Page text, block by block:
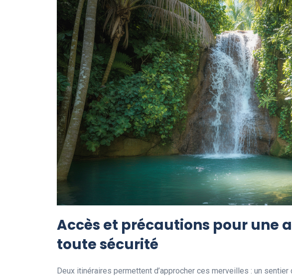
Accès et précautions pour une
toute sécurité
Deux itinéraires permettent d’approcher ces merveilles : un